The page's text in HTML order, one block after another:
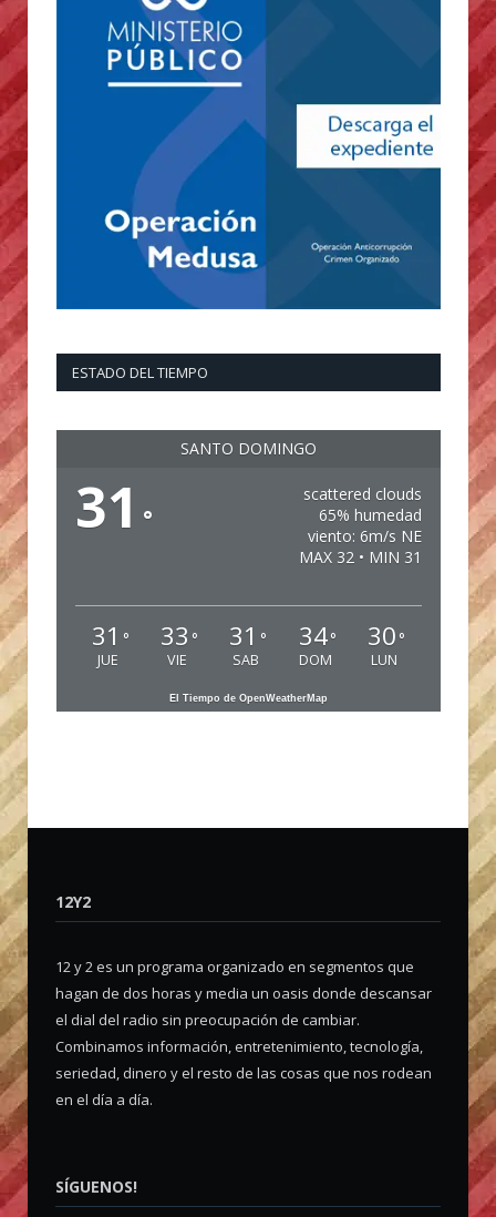
ESTADO DEL TIEMPO
SANTO DOMINGO
31 °
scattered clouds
65% humedad
viento: 6m/s NE
MAX 32 • MIN 31
31 °
JUE
33 °
VIE
31 °
SAB
34°
DOM
30 °
LUN
El Tiempo de OpenWeatherMap
12Y2
12 y 2 es un programa organizado en segmentos que
hagan de dos horas y media un oasis donde descansar
el dial del radio sin preocupación de cambiar.
Combinamos información, entretenimiento, tecnología,
seriedad, dinero y el resto de las cosas que nos rodean
en el día a día.
SÍGUENOS!